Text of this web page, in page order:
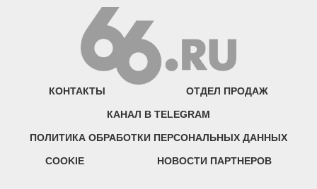
КОНТАКТЫ ОТДЕЛ ПРОДАЖ
КАНАЛ В TELEGRAM
ПОЛИТИКА ОБРАБОТКИ ПЕРСОНАЛЬНЫХ ДАННЫХ
COOKIE НОВОСТИ ПАРТНЕРОВ